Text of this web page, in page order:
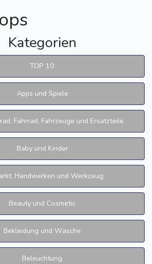
Kategorien
TOP 10
Apps und Spiele
Fahrrad, Fahrzeuge und Ersatzteile
Baby und Kinder
Handwerken und Werkzeug
Beauty und Cosmetic
Bekleidung und Wäsche
Beleuchtung